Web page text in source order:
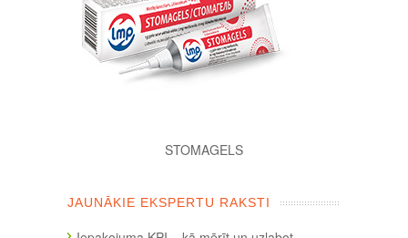
STOMAGELS
JAUNĀKIE EKSPERTU RAKSTI